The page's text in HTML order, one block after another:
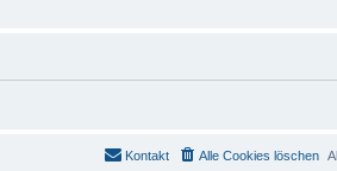
Alle Cookies löschen
Kontakt